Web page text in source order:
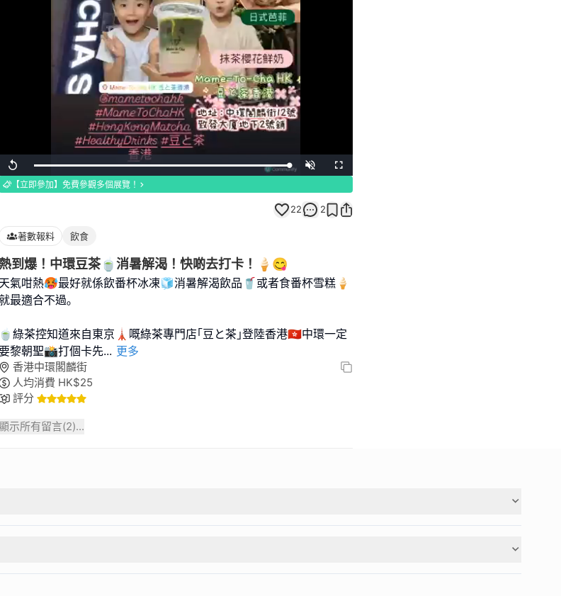
Replay Loaded:
100.00%
Unmute Fullscreen
【立即參加】免費參觀多個展覽！
22 2
著數報料 飲食
熱到爆！中環豆茶🍵消暑解渴！快啲去打卡！🍦😋
天氣咁熱🥵最好就係飲番杯冰凍🧊消暑解渴飲品🥤或者食番杯雪糕🍦
最適合不過｡
🍵綠茶控知道來自東京🗼嘅綠茶專門店｢豆と茶｣登陸香港🇭🇰中環一定
黎朝聖📸打個卡先... 更多
香港中環閣麟街
人均消費 HK$25
評分
顯示所有留言(2)...